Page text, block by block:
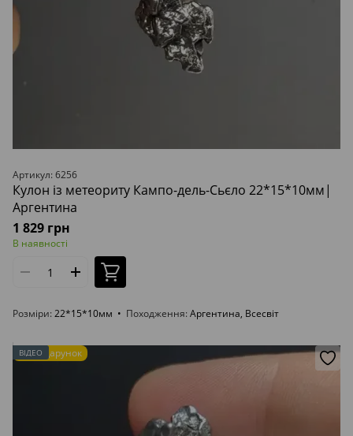
Артикул: 6256
Кулон із метеориту Кампо-дель-Сьєло 22*15*10мм|
Аргентина
1 829 грн
В наявності
Розміри 22*15*10мм Походження Аргентина, Всесвіт
Подарунок
ВІДЕО